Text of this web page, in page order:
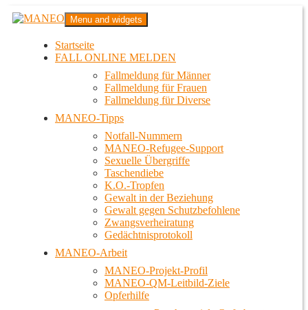
Zum
InhaltMANEO
Das schwule Anti-Gewalt-Projekt in Berlin
Menu and widgets
Startseite
FALL ONLINE MELDEN
Fallmeldung für Männer
Fallmeldung für Frauen
Fallmeldung für Diverse
MANEO-Tipps
Notfall-Nummern
MANEO-Refugee-Support
Sexuelle Übergriffe
Taschendiebe
K.O.-Tropfen
Gewalt in der Beziehung
Gewalt gegen Schutzbefohlene
Zwangsverheiratung
Gedächtnisprotokoll
MANEO-Arbeit
MANEO-Projekt-Profil
MANEO-QM-Leitbild-Ziele
Opferhilfe